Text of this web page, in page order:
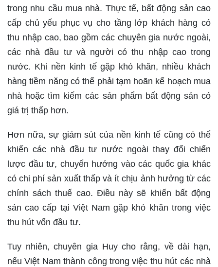
trong nhu cầu mua nhà. Thực tế, bất động sản cao
cấp chủ yếu phục vụ cho tầng lớp khách hàng có
thu nhập cao, bao gồm các chuyên gia nước ngoài,
các nhà đầu tư và người có thu nhập cao trong
nước. Khi nền kinh tế gặp khó khăn, nhiều khách
hàng tiềm năng có thể phải tạm hoãn kế hoạch mua
nhà hoặc tìm kiếm các sản phẩm bất động sản có
giá trị thấp hơn.
Hơn nữa, sự giảm sút của nền kinh tế cũng có thể
khiến các nhà đầu tư nước ngoài thay đổi chiến
lược đầu tư, chuyển hướng vào các quốc gia khác
có chi phí sản xuất thấp và ít chịu ảnh hưởng từ các
chính sách thuế cao. Điều này sẽ khiến bất động
sản cao cấp tại Việt Nam gặp khó khăn trong việc
thu hút vốn đầu tư.
Tuy nhiên, chuyên gia Huy cho rằng, về dài hạn,
nếu Việt Nam thành công trong việc thu hút các nhà